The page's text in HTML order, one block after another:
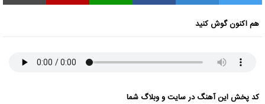
هم اکنون گوش کنید
کد پخش این آهنگ در سایت و وبلاگ شما